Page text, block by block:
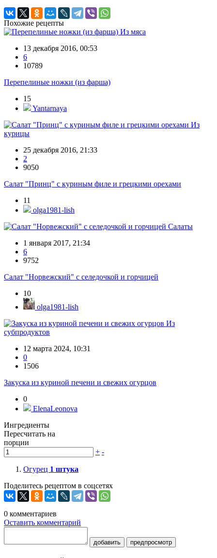
Похожие рецепты
Из мяса
13 декабря 2016, 00:53
6
10789
Перепелиные ножки (из фарша)
15
Yantarnaya
Из
курицы
25 декабря 2016, 21:33
2
9050
Салат "Принц" с куриным филе и грецкими орехами
11
olga1981-lish
Салаты
1 января 2017, 21:34
6
9752
Салат "Норвежский" с селедочкой и горчицей
10
olga1981-lish
Из
субпродуктов
12 марта 2024, 10:31
0
1506
Закуска из куриной печени и свежих огурцов
0
ElenaLeonova
Ингредиенты
Пересчитать на
порции
+ -
Огурец 1 штука
Поделитесь рецептом в соцсетях
0 комментариев
Оставить комментарий
добавить предпросмотр